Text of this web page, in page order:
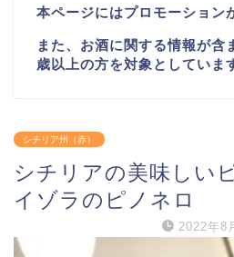
本ページにはプロモーション
また、お酒に関する情報が含
歳以上の方を対象としていま
シチリア州（赤）
シチリアの美味しい
イゾラのピノネロ
2022年8